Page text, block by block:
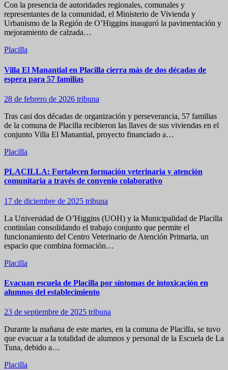
Con la presencia de autoridades regionales, comunales y
representantes de la comunidad, el Ministerio de Vivienda y
Urbanismo de la Región de O’Higgins inauguró la pavimentación y
mejoramiento de calzada…
Placilla
Villa El Manantial en Placilla cierra más de dos décadas de
espera para 57 familias
28 de febrero de 2026 tribuna
Tras casi dos décadas de organización y perseverancia, 57 familias
de la comuna de Placilla recibieron las llaves de sus viviendas en el
conjunto Villa El Manantial, proyecto financiado a…
Placilla
PLACILLA: Fortalecen formación veterinaria y atención
comunitaria a través de convenio colaborativo
17 de diciembre de 2025 tribuna
La Universidad de O’Higgins (UOH) y la Municipalidad de Placilla
continúan consolidando el trabajo conjunto que permite el
funcionamiento del Centro Veterinario de Atención Primaria, un
espacio que combina formación…
Placilla
Evacuan escuela de Placilla por síntomas de intoxicación en
alumnos del establecimiento
23 de septiembre de 2025 tribuna
Durante la mañana de este martes, en la comuna de Placilla, se tuvo
que evacuar a la totalidad de alumnos y personal de la Escuela de La
Tuna, debido a…
Placilla